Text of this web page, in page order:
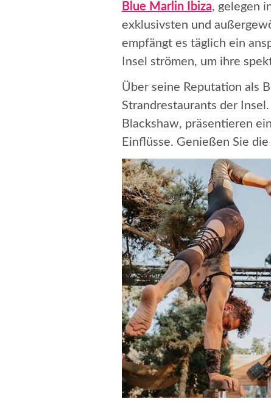
Blue Marlin Ibiza, gelegen
exklusivsten und
empfängt es täglich ein
Insel strömen, um ihre
Über seine Reputation als
Strandrestaurants der
Blackshaw, präsentieren
Einflüsse. Genießen Sie